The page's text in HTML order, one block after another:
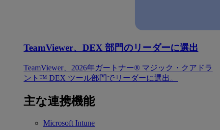
TeamViewer、DEX 部門のリーダーに選出
TeamViewer、2026年ガートナー® マジック・クアドラ
ント™ DEX ツール部門でリーダーに選出。
主な連携機能
Microsoft Intune